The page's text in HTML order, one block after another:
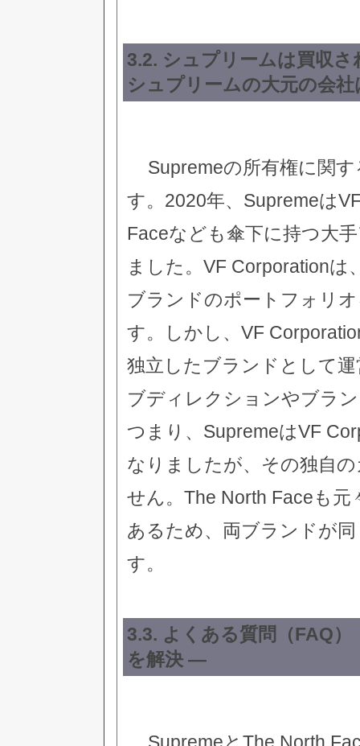
3.2. シュプリームは買収
シュプリームの大元の会
Supremeの所有権に関
す。2020年、Supremeは
Faceなども傘下に持つ大
ました。VF Corporation
ブランドのポートフォリ
す。しかし、VF
独立したブランドとして
ブディレクションやブラ
つまり、SupremeはVF
なりましたが、その独自
せん。The North Faceも
あるため、両ブランドが
す。
3.3. よくある質問（FAQ
を解決 —
SupremeとThe North